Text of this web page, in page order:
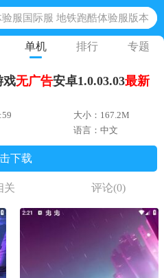
服国际服 地铁跑酷体验服版本
游正版 点亮星空共庆周年
机腾讯正版 黎明觉醒生机国际服
蛋仔派对体验服
单机 排行 专题
戏无广告安卓1.0.03.03最新
大小：167.2M
语言：中文
下载
关 评论(0)